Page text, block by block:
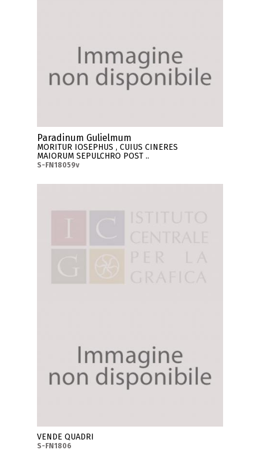
Paradinum Gulielmum
MORITUR IOSEPHUS , CUIUS CINERES
MAIORUM SEPULCHRO POST ..
S-FN18059v
VENDE QUADRI
S-FN1806